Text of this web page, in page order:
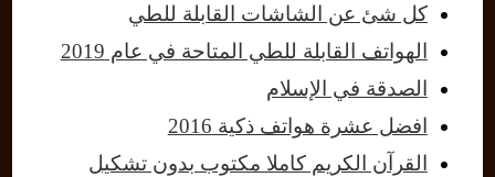
كل شئ عن الشاشات القابلة للطي
الهواتف القابلة للطي المتاحة في عام 2019
الصدقة في الإسلام
افضل عشرة هواتف ذكية 2016
القرآن الكريم كاملا مكتوب بدون تشكيل